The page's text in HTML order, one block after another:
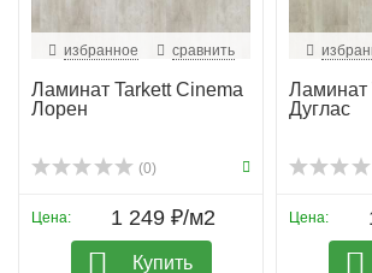
избранное сравнить
Ламинат Tarkett Cinema
Лорен
(0)
Цена: 1 249 ₽/м2
Купить
Ламинат
Дуглас
Цена: